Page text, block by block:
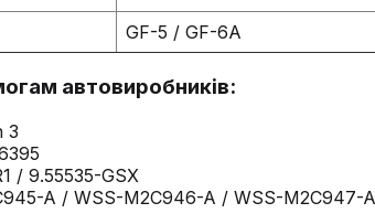
GF-5 / GF-6A
автовиробників:
3
/ 9.55535-GSX
A / WSS-M2C946-A / WSS-M2C947-